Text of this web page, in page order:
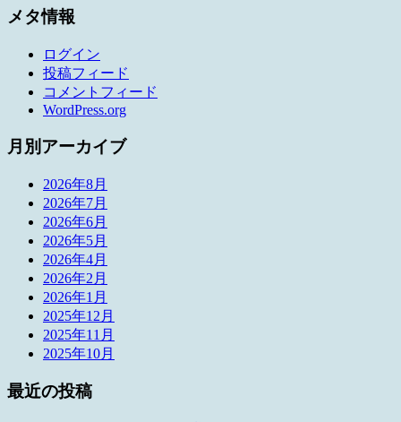
メタ情報
ログイン
投稿フィード
コメントフィード
WordPress.org
月別アーカイブ
2026年8月
2026年7月
2026年6月
2026年5月
2026年4月
2026年2月
2026年1月
2025年12月
2025年11月
2025年10月
最近の投稿